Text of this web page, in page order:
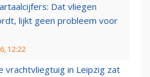
Dat vliegen
lijkt geen probleem voor
12:22
vrachtvliegtuig in Leipzig zat